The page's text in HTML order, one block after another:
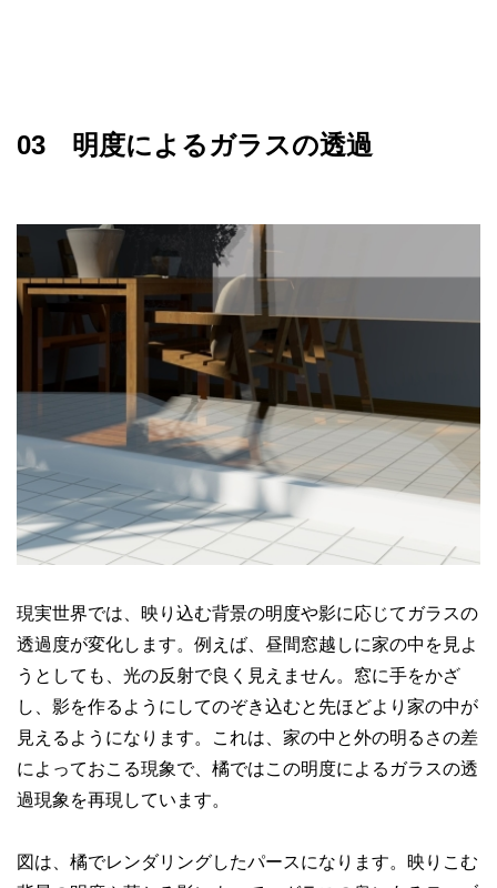
03 明度によるガラスの透過
現実世界では、映り込む背景の明度や影に応じてガラスの
透過度が変化します。例えば、昼間窓越しに家の中を見よ
うとしても、光の反射で良く見えません。窓に手をかざ
し、影を作るようにしてのぞき込むと先ほどより家の中が
見えるようになります。これは、家の中と外の明るさの差
によっておこる現象で、橘ではこの明度によるガラスの透
過現象を再現しています。
図は、橘でレンダリングしたパースになります。映りこむ